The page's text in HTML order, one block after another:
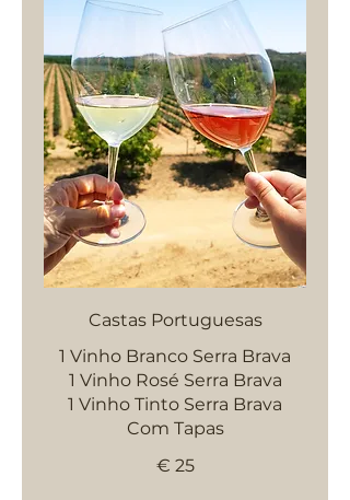
Castas Portuguesas
1 Vinho Branco Serra Brava
1 Vinho Rosé Serra Brava
1 Vinho Tinto Serra Brava
Com Tapas
€ 25